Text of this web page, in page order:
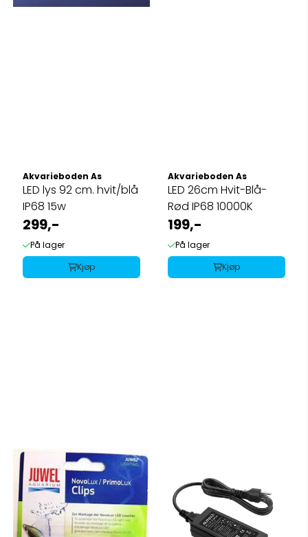
Akvarieboden As
LED lys 92 cm. hvit/blå
IP68 15w
299,-
På lager
Kjøp
Akvarieboden As
LED 26cm Hvit-Blå-
Rød IP68 10000K
199,-
På lager
Kjøp